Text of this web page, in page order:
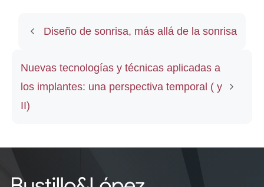
Diseño de sonrisa, más allá de la sonrisa
Nuevas tecnologías y técnicas aplicadas a
los implantes: una perspectiva temporal ( y
II)